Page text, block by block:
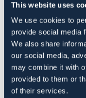
This website uses
We use cookies to
provide social media
We also share
our social media,
may combine it with
provided to them or
of their services.
I lager
Produktbeskrivning
Högkvalitativt
perfekt för träning i
regnjacka och byxor